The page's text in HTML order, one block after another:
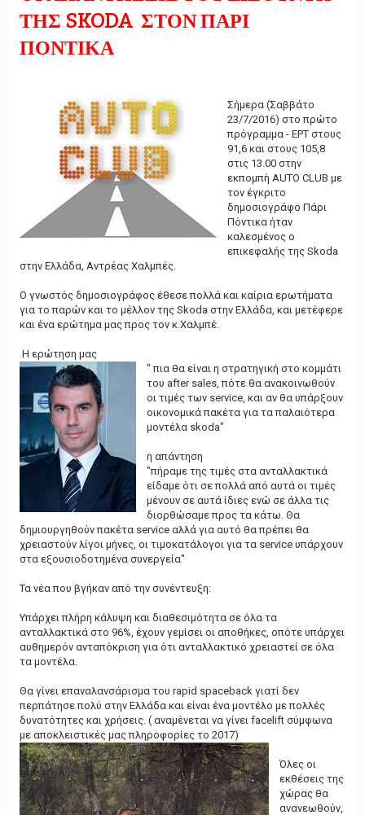
a
t
ΤΗΣ SKODA ΣΤΟΝ ΠΑΡΙ
ΠΟΝΤΙΚΑ
Σήμερα (Σαββάτο
23/7/2016) στο πρώτο
πρόγραμμα - EΡΤ στους
91,6 και στους 105,8
στις 13.00 στην
εκπομπή ΑUTO CLUB με
τον έγκριτο
δημοσιογράφο Πάρι
Πόντικα ήταν
καλεσμένος ο
επικεφαλής της Skoda
στην Ελλάδα, Αντρέας Χαλμπές.
Ο γνωστός δημοσιογράφος έθεσε πολλά και καίρια ερωτήματα
για το παρών και το μέλλον της Skoda στην Ελλάδα, και μετέφερε
και ένα ερώτημα μας προς τον κ.Χαλμπέ.
Η ερώτηση μας
" πια θα είναι η στρατηγική στο κομμάτι
του after sales, πότε θα ανακοινωθούν
οι τιμές των service, και αν θα υπάρξουν
οικονομικά πακέτα για τα παλαιότερα
μοντέλα skoda"
η απάντηση
"πήραμε της τιμές στα ανταλλακτικά
είδαμε ότι σε πολλά από αυτά οι τιμές
μένουν σε αυτά ίδιες ενώ σε άλλα τις
διορθώσαμε προς τα κάτω. Θα
δημιουργηθούν πακέτα service αλλά για αυτό θα πρέπει θα
χρειαστούν λίγοι μήνες, οι τιμοκατάλογοι για τα service υπάρχουν
στα εξουσιοδοτημένα συνεργεία"
Τα νέα που βγήκαν από την συνέντευξη:
Υπάρχει πλήρη κάλυψη και διαθεσιμότητα σε όλα τα
ανταλλακτικά στο 96%, έχουν γεμίσει οι αποθήκες, οπότε υπάρχει
αυθημερόν ανταπόκριση για ότι ανταλλακτικό χρειαστεί σε όλα
τα μοντέλα.
Θα γίνει επαναλανσάρισμα του rapid spaceback γιατί δεν
περπάτησε πολύ στην Ελλάδα και είναι ένα μοντέλο με πολλές
δυνατότητες και χρήσεις. ( αναμένεται να γίνει facelift σύμφωνα
με αποκλειστικές μας πληροφορίες το 2017)
Όλες οι
εκθέσεις της
χώρας θα
ανανεωθούν,